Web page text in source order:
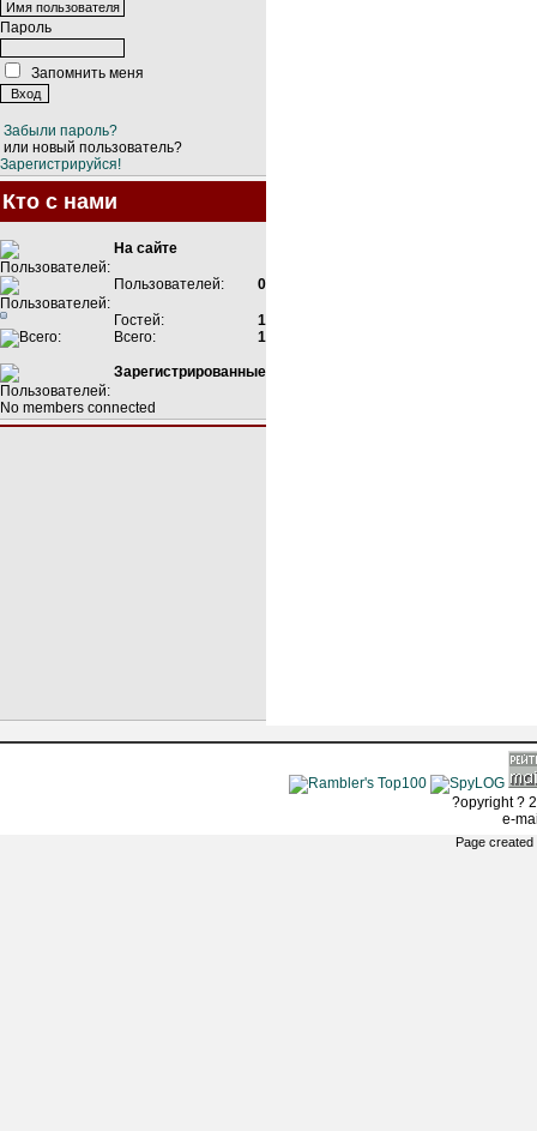
Пароль
Запомнить меня
Забыли пароль?
или новый пользователь?
Зарегистрируйся!
Кто с нами
На сайте
Пользователей: 0
Гостей:
1
Всего:
1
Зарегистрированные
No members connected
?opyright ?
e-
Page